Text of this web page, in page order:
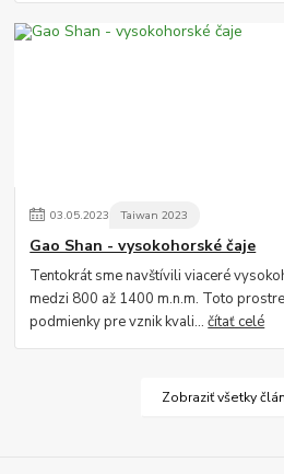
03.05.2023 Taiwan 2023
Gao Shan - vysokohorské čaje
Tentokrát sme navštívili viaceré
medzi 800 až 1400 m.n.m. Toto
podmienky pre vznik kvali...čítať celé
Zobraziť všetky